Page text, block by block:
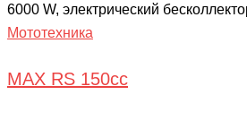
6000 W, электрический
Мототехника
MAX RS 150cc